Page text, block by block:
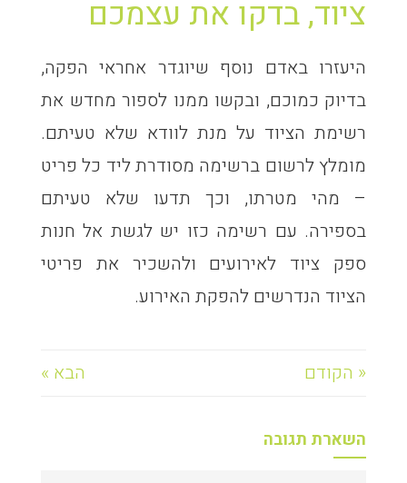
ציוד, בדקו את עצמכם
היעזרו באדם נוסף שיוגדר אחראי הפקה,
בדיוק כמוכם, ובקשו ממנו לספור מחדש את
רשימת הציוד על מנת לוודא שלא טעיתם.
מומלץ לרשום ברשימה מסודרת ליד כל פריט
– מהי מטרתו, וכך תדעו שלא טעיתם
בספירה. עם רשימה כזו יש לגשת אל חנות
ספק ציוד לאירועים ולהשכיר את פריטי
הציוד הנדרשים להפקת האירוע.
« הקודם הבא »
השארת תגובה